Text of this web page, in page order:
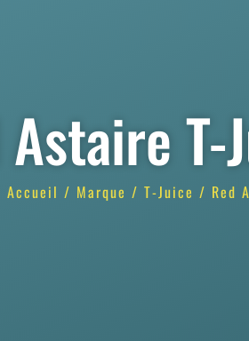
Astaire
Accueil / Marque / T-Juice / Red